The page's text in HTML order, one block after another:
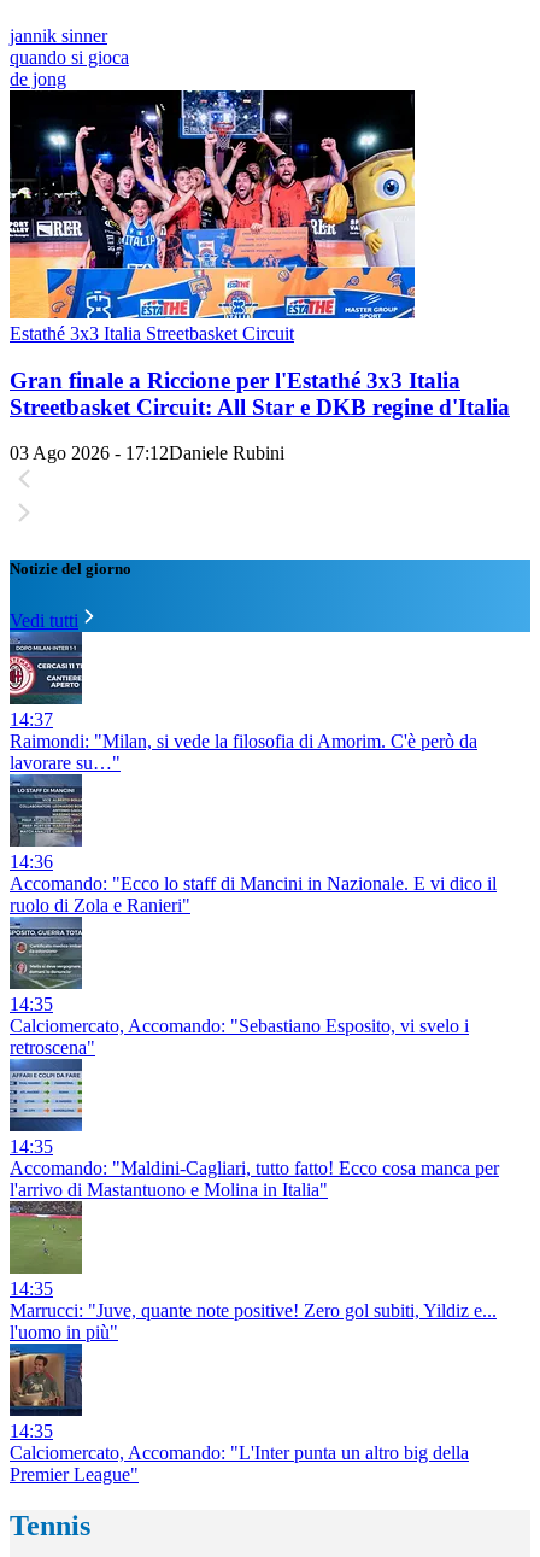
jannik sinner
quando si gioca
de jong
Estathé 3x3 Italia Streetbasket Circuit
Gran finale a Riccione per l'Estathé 3x3 Italia
Streetbasket Circuit: All Star e DKB regine d'Italia
03 Ago 2026 - 17:12Daniele Rubini
Notizie del giorno
Vedi tutti
14:37
Raimondi: "Milan, si vede la filosofia di Amorim. C'è però da
lavorare su…"
14:36
Accomando: "Ecco lo staff di Mancini in Nazionale. E vi dico il
ruolo di Zola e Ranieri"
14:35
Calciomercato, Accomando: "Sebastiano Esposito, vi svelo i
retroscena"
14:35
Accomando: "Maldini-Cagliari, tutto fatto! Ecco cosa manca per
l'arrivo di Mastantuono e Molina in Italia"
14:35
Marrucci: "Juve, quante note positive! Zero gol subiti, Yildiz e...
l'uomo in più"
14:35
Calciomercato, Accomando: "L'Inter punta un altro big della
Premier League"
Tennis